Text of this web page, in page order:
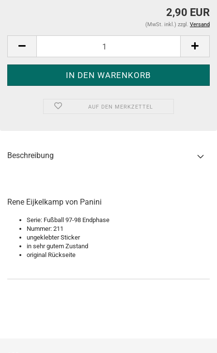
2,90 EUR
(MwSt. inkl.) zzgl. Versand
AUF DEN MERKZETTEL
Beschreibung
Rene Eijkelkamp von Panini
Serie: Fußball 97-98 Endphase
Nummer: 211
ungeklebter Sticker
in sehr gutem Zustand
original Rückseite